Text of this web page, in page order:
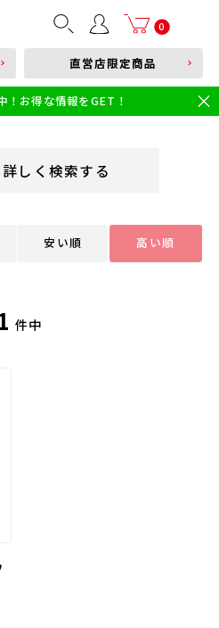
0
入はこちら
入力
品
幼児・園児向け水筒
直営店限定商品
！お得な情報をGET！
しく検索する
安い順 高い順
件中